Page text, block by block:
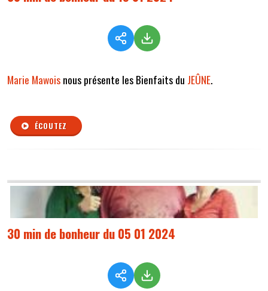
Marie Mawoisnous présente les Bienfaits du JEÛNE.
ÉCOUTEZ
30 min de bonheur du 05 01 2024